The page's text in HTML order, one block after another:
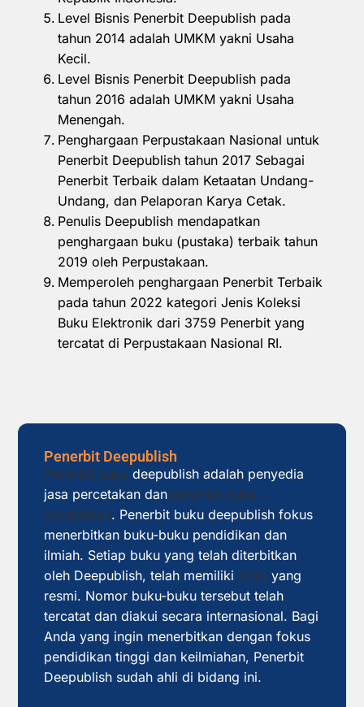
Level Bisnis Penerbit Deepublish pada
tahun 2014 adalah UMKM yakni Usaha
Kecil.
Level Bisnis Penerbit Deepublish pada
tahun 2016 adalah UMKM yakni Usaha
Menengah.
Penghargaan Perpustakaan Nasional untuk
Penerbit Deepublish tahun 2017 Sebagai
Penerbit Terbaik dalam Ketaatan Undang-
Undang, dan Pelaporan Karya Cetak.
Penulis Deepublish mendapatkan
penghargaan buku (pustaka) terbaik tahun
2019 oleh Perpustakaan.
Memperoleh penghargaan Penerbit Terbaik
pada tahun 2022 kategori Jenis Koleksi
Buku Elektronik dari 3759 Penerbit yang
tercatat di Perpustakaan Nasional RI.
Penerbit Deepublish
Penerbit buku deepublish adalah penyedia
jasa percetakan dan penerbit buku
pendidikan. Penerbit buku deepublish fokus
menerbitkan buku-buku pendidikan dan
ilmiah. Setiap buku yang telah diterbitkan
oleh Deepublish, telah memiliki ISBN yang
resmi. Nomor buku-buku tersebut telah
tercatat dan diakui secara internasional. Bagi
Anda yang ingin menerbitkan dengan fokus
pendidikan tinggi dan keilmiahan, Penerbit
Deepublish sudah ahli di bidang ini.